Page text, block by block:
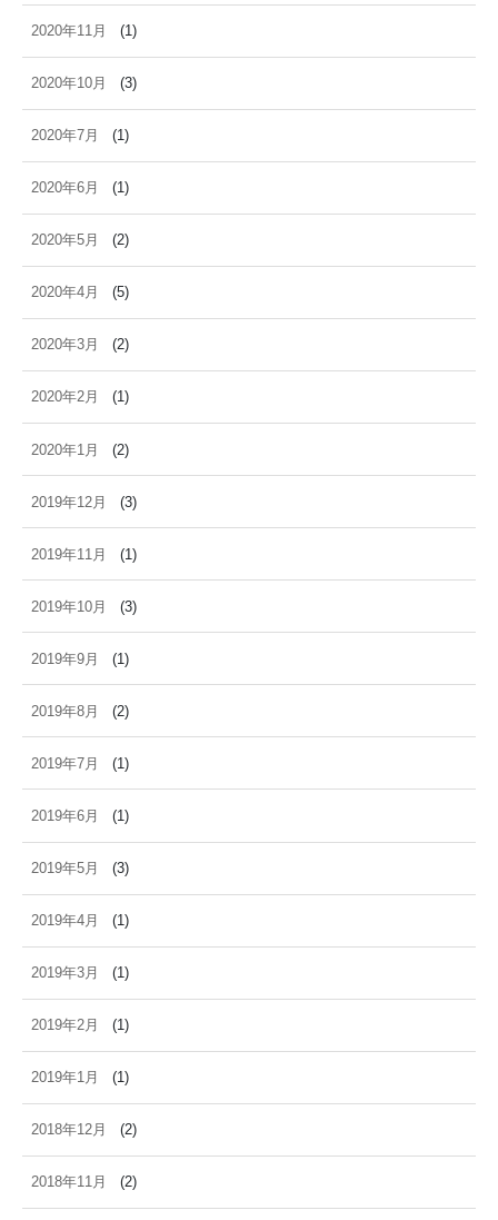
2020年11月 (1)
2020年10月 (3)
2020年7月 (1)
2020年6月 (1)
2020年5月 (2)
2020年4月 (5)
2020年3月 (2)
2020年2月 (1)
2020年1月 (2)
2019年12月 (3)
2019年11月 (1)
2019年10月 (3)
2019年9月 (1)
2019年8月 (2)
2019年7月 (1)
2019年6月 (1)
2019年5月 (3)
2019年4月 (1)
2019年3月 (1)
2019年2月 (1)
2019年1月 (1)
2018年12月 (2)
2018年11月 (2)